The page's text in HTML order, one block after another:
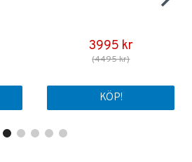
3995 kr
(4495 kr)
KÖP!